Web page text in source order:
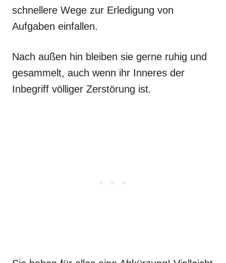
schnellere Wege zur Erledigung von
Aufgaben einfallen.
Nach außen hin bleiben sie gerne ruhig und
gesammelt, auch wenn ihr Inneres der
Inbegriff völliger Zerstörung ist.